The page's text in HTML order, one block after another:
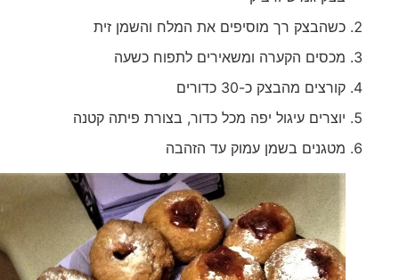
כשהבצק רך מוסיפים את המלח והשמן זית
מכסים הקערה ומשאירים לתפוח כשעה
קורצים מהבצק כ-30 כדורים
יוצרים עיגול יפה מכל כדור, בצורת פיתה קטנה
מטגנים בשמן עמוק עד הזהבה